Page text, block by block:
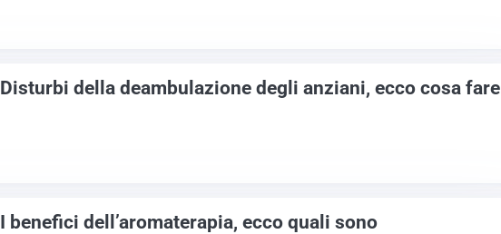
Disturbi della deambulazione degli anziani, ecco cosa fare
I benefici dell’aromaterapia, ecco quali sono